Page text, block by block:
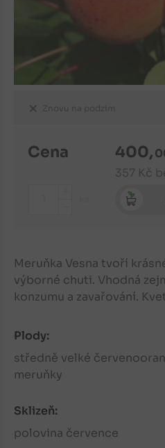
Znovu na podzim
Cena 400,
357 Kč
Meruňka Vesna tvoří
výborné chuti. Vhodná
konzumu a zavařování.
Plody:
středně velké
meruňky
Sklizeň:
polovina července